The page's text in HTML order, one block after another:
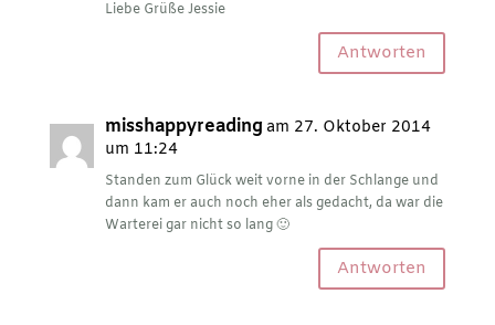
Liebe Grüße Jessie
Antworten
misshappyreading am 27. Oktober 2014
um 11:24
Standen zum Glück weit vorne in der Schlange und
dann kam er auch noch eher als gedacht, da war die
Warterei gar nicht so lang 🙂
Antworten